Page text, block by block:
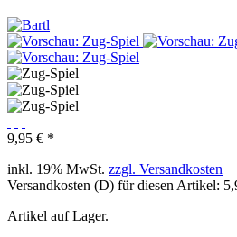
9,95 € *
inkl. 19% MwSt. zzgl. Versandkosten
Versandkosten (D) für diesen Artikel:
Artikel auf Lager.